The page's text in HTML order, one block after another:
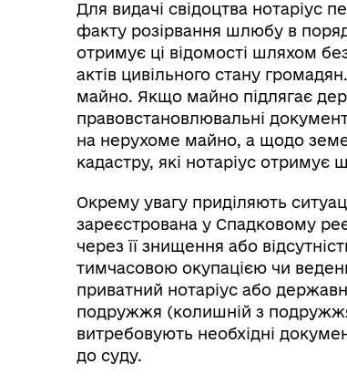
Для видачі свідоцтва нотаріус
факту розірвання шлюбу в
отримує ці відомості шляхом
актів цивільного стану
майно. Якщо майно підлягає
правовстановлювальні
на нерухоме майно, а щодо
кадастру, які нотаріус
Окрему увагу приділяють
зареєстрована у Спадковому
через її знищення або
тимчасовою окупацією чи
приватний нотаріус або
подружжя (колишній з
витребовують необхідні
до суду.